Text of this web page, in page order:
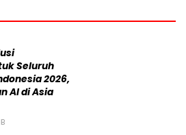
Seluruh
2026,
AI di Asia